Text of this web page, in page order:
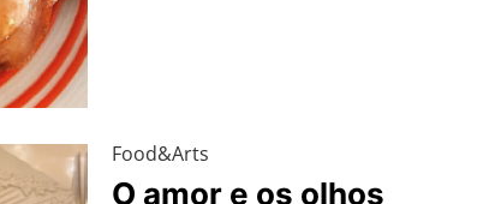
Food&Arts
O amor e os olhos